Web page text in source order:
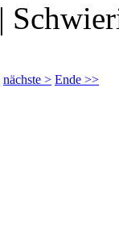
|
nächste > Ende >>